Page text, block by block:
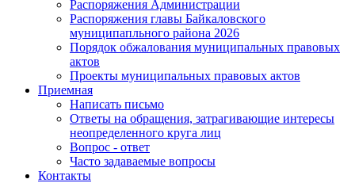
Распоряжения Администрации
Распоряжения главы Байкаловского
муниципапльного района 2026
Порядок обжалования муниципальных правовых
актов
Проекты муниципальных правовых актов
Приемная
Написать письмо
Ответы на обращения, затрагивающие интересы
неопределенного круга лиц
Вопрос - ответ
Часто задаваемые вопросы
Контакты